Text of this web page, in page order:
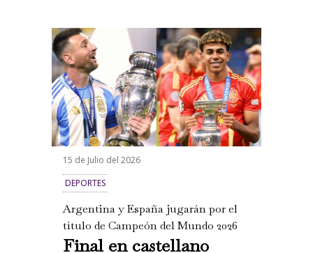
15 de Julio del 2026
DEPORTES
Argentina y España jugarán por el
título de Campeón del Mundo 2026
Final en castellano